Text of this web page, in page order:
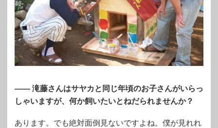
—— 滝藤さんはサヤカと同じ年頃のお子さんがいらっ
しゃいますが、何か飼いたいとねだられませんか？
あります。でも絶対面倒見ないですよね。僕が見れれ